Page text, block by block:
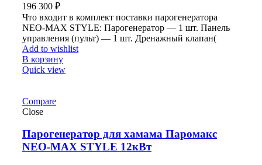
196 300 ₽
Что входит в комплект поставки парогенератора
NEO-MAX STYLE: Парогенератор — 1 шт. Панель
управления (пульт) — 1 шт. Дренажный клапан(
Add to wishlist
В корзину
Quick view
Compare
Close
Парогенератор для хамама Паромакс
NEO-MAX STYLE 12кВт